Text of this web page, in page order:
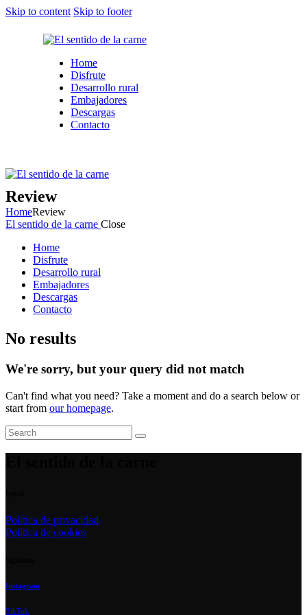
Skip to content Skip to footer
Home
Disfrute
Desarrollo rural
Embajadores
Descargas
Contacto
Review
HomeReview
El sentido de la carne Close
Home
Disfrute
Desarrollo rural
Embajadores
Descargas
Contacto
No results
We're sorry, but your query did not match
Can't find what you need? Take a moment and do a search below or
start from our homepage.
Política de privacidad
Política de cookies
Instagram
TikTok